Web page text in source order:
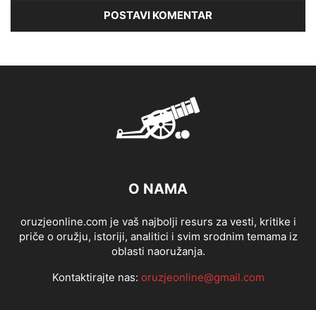
O NAMA
oruzjeonline.com je vaš najbolji resurs za vesti, kritike i
priče o oružju, istoriji, analitici i svim srodnim temama iz
oblasti naoružanja.
Kontaktirajte nas: oruzjeonline@gmail.com